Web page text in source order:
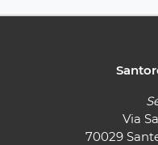
Via
70029